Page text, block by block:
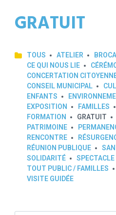
GRATUIT
TOUS ATELIER
CE QUI NOUS LIE
CONCERTATION
CONSEIL MUNICIPAL
ENFANTS
EXPOSITION
FAMILLES
FORMATION
GRATUIT
PATRIMOINE
RENCONTRE
RÉUNION PUBLIQUE
SOLIDARITÉ
SPECTACLE
TOUT PUBLIC / FAMILLES
VISITE GUIDÉE